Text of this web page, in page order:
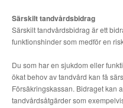
Särskilt tandvårdsbidrag
Särskilt tandvårdsbidrag är ett
funktionshinder som medför en
Du som har en sjukdom eller
ökat behov av tandvård kan få
Försäkringskassan. Bidraget kan
tandvårdsåtgärder som